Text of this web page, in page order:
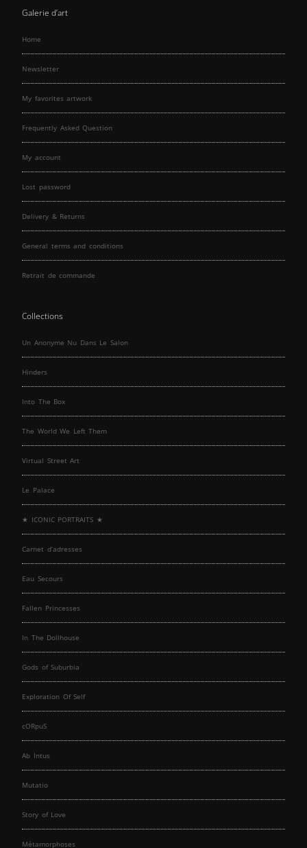
Galerie d’art
Home
Newsletter
My favorites artwork
Frequently Asked Question
My account
Lost password
Delivery & Returns
General terms and conditions
Retrait de commande
Collections
Un Anonyme Nu Dans Le Salon
Hinders
Into The Box
The World We Left Them
Virtual Street Art
Le Palace
★ ICONIC PORTRAITS ★
Carnet d’adresses
Eau Secours
Fallen Princesses
In The Dollhouse
Gods of Suburbia
Exploration Of Self
cORpuS
Ab Intus
Mutatio
Story of Love
Métamorphoses